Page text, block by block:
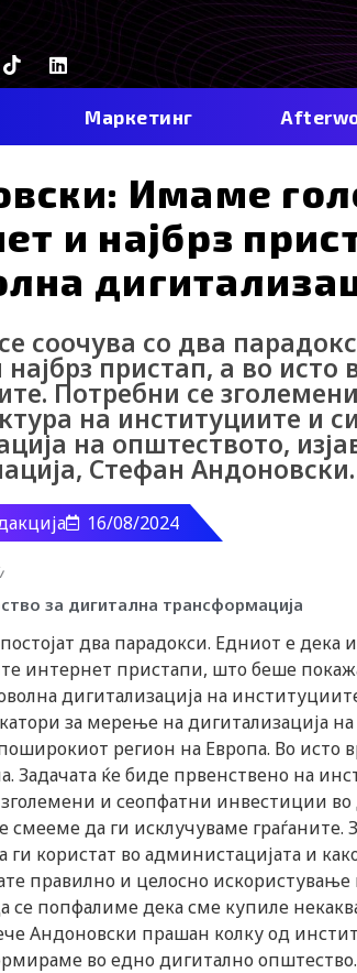
I
c
o
-
t
i
k
t
o
-
i
c
o
n
L
i
n
n
Маркетинг
Имаме
и најбрз
соочува со два
пристап, а во
Потребни се
на институциите и
на општеството,
Стефан Андоновски.
16/08/2024
за дигитална трансформација
два парадокси. Едниот е
интернет пристапи, што беше
дигитализација на
за мерење на дигитализација
регион на Европа. Во исто
Задачата ќе биде првенствено на
и сеопфатни инвестиции
смееме да ги исклучуваме
ги користат во администацијата и
правилно и целосно
се попфалиме дека сме купиле
Андоновски прашан колку од
во едно дигитално општество.